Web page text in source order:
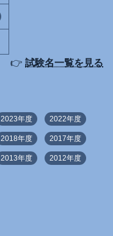
👉 試験名一覧を見る
2023年度 2022年度
2018年度 2017年度
2013年度 2012年度